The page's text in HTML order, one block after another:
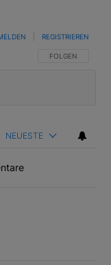
FOLGE DIESER
FOLGEN
REGISTRIEREN
NEUESTE